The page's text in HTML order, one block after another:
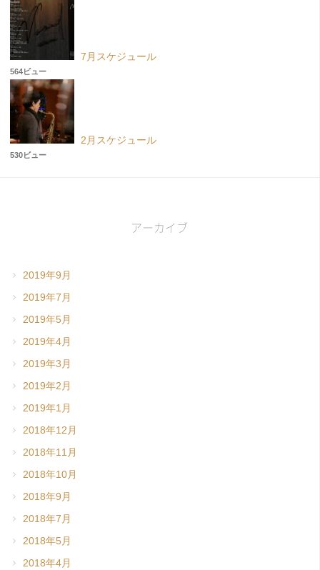
7月スケジュール
564ビュー
2月スケジュール
530ビュー
アーカイブ
2019年9月
2019年7月
2019年5月
2019年4月
2019年3月
2019年2月
2019年1月
2018年12月
2018年11月
2018年10月
2018年9月
2018年7月
2018年5月
2018年4月